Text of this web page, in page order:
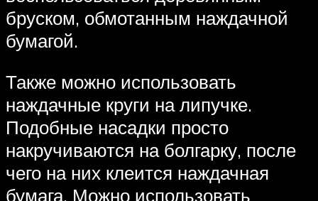
бруском, обмотанным наждачной
бумагой.
Также можно использовать
наждачные круги на липучке.
Подобные насадки просто
накручиваются на болгарку, после
чего на них клеится наждачная
бумага. Можно использовать